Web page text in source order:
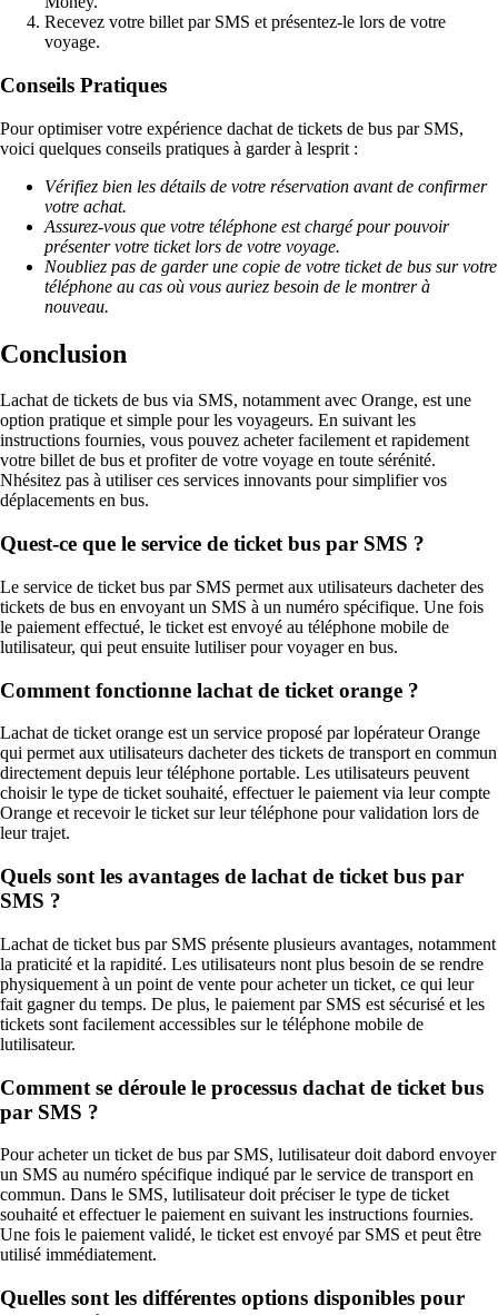
Recevez votre billet par SMS et présentez-le lors de votre
voyage.
Conseils Pratiques
Pour optimiser votre expérience dachat de tickets de bus par SMS,
voici quelques conseils pratiques à garder à lesprit :
Vérifiez bien les détails de votre réservation avant de confirmer
votre achat.
Assurez-vous que votre téléphone est chargé pour pouvoir
présenter votre ticket lors de votre voyage.
Noubliez pas de garder une copie de votre ticket de bus sur votre
téléphone au cas où vous auriez besoin de le montrer à
nouveau.
Conclusion
Lachat de tickets de bus via SMS, notamment avec Orange, est une
option pratique et simple pour les voyageurs. En suivant les
instructions fournies, vous pouvez acheter facilement et rapidement
votre billet de bus et profiter de votre voyage en toute sérénité.
Nhésitez pas à utiliser ces services innovants pour simplifier vos
déplacements en bus.
Quest-ce que le service de ticket bus par SMS ?
Le service de ticket bus par SMS permet aux utilisateurs dacheter des
tickets de bus en envoyant un SMS à un numéro spécifique. Une fois
le paiement effectué, le ticket est envoyé au téléphone mobile de
lutilisateur, qui peut ensuite lutiliser pour voyager en bus.
Comment fonctionne lachat de ticket orange ?
Lachat de ticket orange est un service proposé par lopérateur Orange
qui permet aux utilisateurs dacheter des tickets de transport en commun
directement depuis leur téléphone portable. Les utilisateurs peuvent
choisir le type de ticket souhaité, effectuer le paiement via leur compte
Orange et recevoir le ticket sur leur téléphone pour validation lors de
leur trajet.
Quels sont les avantages de lachat de ticket bus par
SMS ?
Lachat de ticket bus par SMS présente plusieurs avantages, notamment
la praticité et la rapidité. Les utilisateurs nont plus besoin de se rendre
physiquement à un point de vente pour acheter un ticket, ce qui leur
fait gagner du temps. De plus, le paiement par SMS est sécurisé et les
tickets sont facilement accessibles sur le téléphone mobile de
lutilisateur.
Comment se déroule le processus dachat de ticket bus
par SMS ?
Pour acheter un ticket de bus par SMS, lutilisateur doit dabord envoyer
un SMS au numéro spécifique indiqué par le service de transport en
commun. Dans le SMS, lutilisateur doit préciser le type de ticket
souhaité et effectuer le paiement en suivant les instructions fournies.
Une fois le paiement validé, le ticket est envoyé par SMS et peut être
utilisé immédiatement.
Quelles sont les différentes options disponibles pour